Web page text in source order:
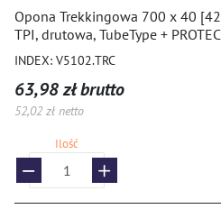
Opona Trekkingowa 700 x 40
TPI, drutowa, TubeType +
INDEX: V5102.TRC
63,98 zł brutto
52,02 zł netto
Ilość